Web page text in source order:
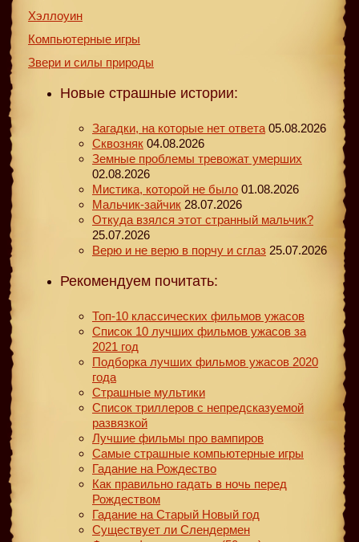
Хэллоуин
Компьютерные игры
Звери и силы природы
Новые страшные истории:
Загадки, на которые нет ответа 05.08.2026
Сквозняк 04.08.2026
Земные проблемы тревожат умерших
02.08.2026
Мистика, которой не было 01.08.2026
Мальчик-зайчик 28.07.2026
Откуда взялся этот странный мальчик?
25.07.2026
Верю и не верю в порчу и сглаз 25.07.2026
Рекомендуем почитать:
Топ-10 классических фильмов ужасов
Список 10 лучших фильмов ужасов за
2021 год
Подборка лучших фильмов ужасов 2020
года
Страшные мультики
Список триллеров с непредсказуемой
развязкой
Лучшие фильмы про вампиров
Самые страшные компьютерные игры
Гадание на Рождество
Как правильно гадать в ночь перед
Рождеством
Гадание на Старый Новый год
Существует ли Слендермен